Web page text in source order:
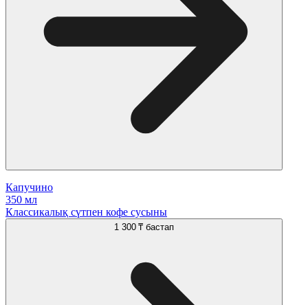
Капучино
350 мл
Классикалық сүтпен кофе сусыны
1 300 ₸ бастап